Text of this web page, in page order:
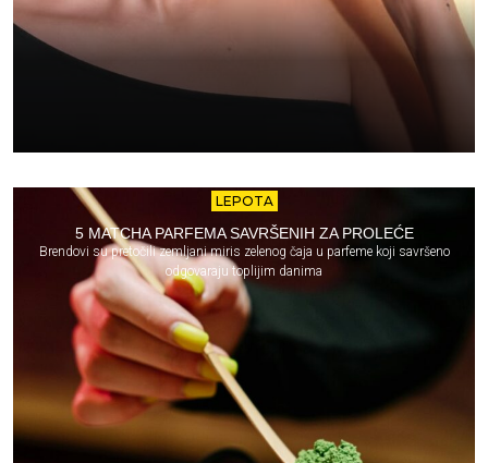
LEPOTA
5 MATCHA PARFEMA SAVRŠENIH ZA PROLEĆE
Brendovi su pretočili zemljani miris zelenog čaja u parfeme koji savršeno
odgovaraju toplijim danima